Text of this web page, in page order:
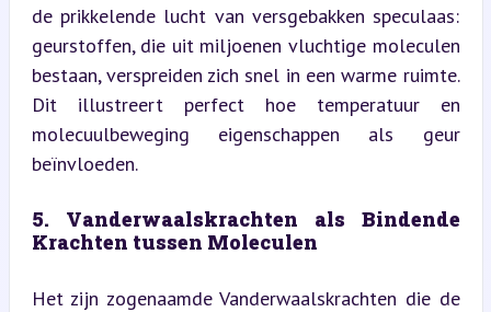
de prikkelende lucht van versgebakken speculaas:
geurstoffen, die uit miljoenen vluchtige moleculen
bestaan, verspreiden zich snel in een warme ruimte.
Dit illustreert perfect hoe temperatuur en
molecuulbeweging eigenschappen als geur
beïnvloeden.
5. Vanderwaalskrachten als Bindende
Krachten tussen Moleculen
Het zijn zogenaamde Vanderwaalskrachten die de